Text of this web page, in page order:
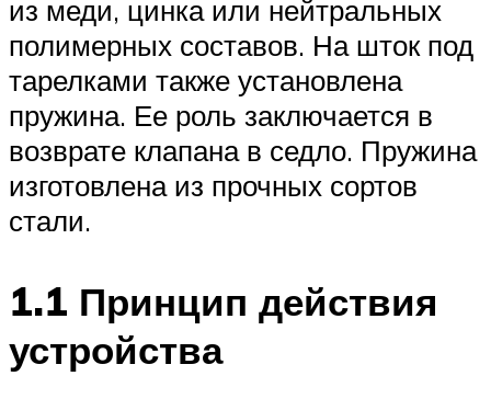
из меди, цинка или нейтральных
полимерных составов. На шток под
тарелками также установлена
пружина. Ее роль заключается в
возврате клапана в седло. Пружина
изготовлена из прочных сортов
стали.
1.1 Принцип действия
устройства